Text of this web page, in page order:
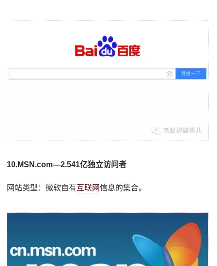
10.MSN.com—2.541亿独立访问者
网站类型：微软自有互联网信息的集合。